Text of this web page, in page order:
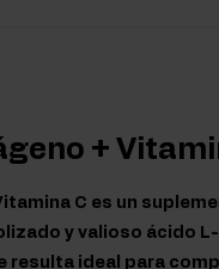
+
C es un
y valioso ácido
resulta ideal para